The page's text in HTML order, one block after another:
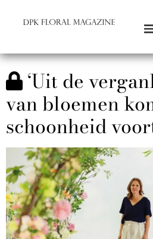
‘Uit de
van bloemen
schoonheid